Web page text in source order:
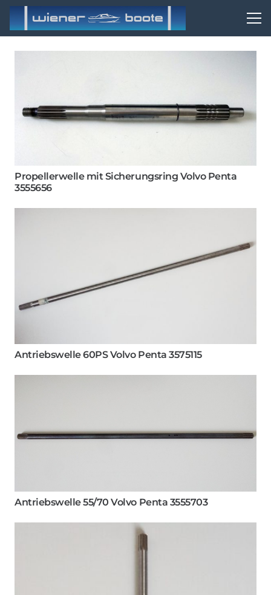
Propellerwelle mit Sicherungsring Volvo Penta
3555656
Antriebswelle 60PS Volvo Penta 3575115
Antriebswelle 55/70 Volvo Penta 3555703